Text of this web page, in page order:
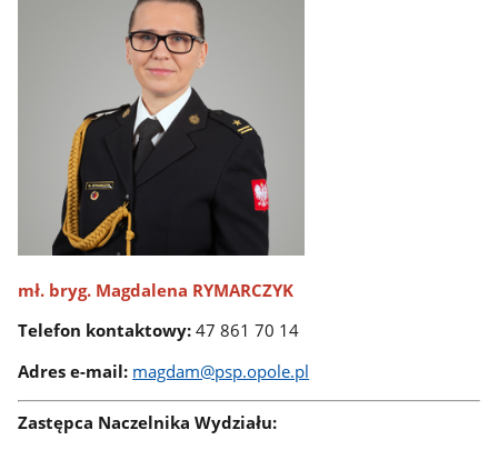
mł. bryg. Magdalena RYMARCZYK
Telefon kontaktowy: 47 861 70 14
Adres e-mail: magdam@psp.opole.pl
Zastępca Naczelnika Wydziału: